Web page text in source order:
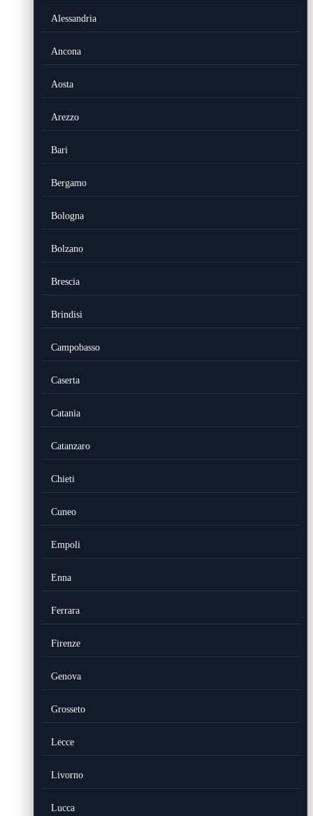
Alessandria
Ancona
Aosta
Arezzo
Bari
Bergamo
Bologna
Bolzano
Brescia
Brindisi
Campobasso
Caserta
Catania
Catanzaro
Chieti
Cuneo
Empoli
Enna
Ferrara
Firenze
Genova
Grosseto
Lecce
Livorno
Lucca